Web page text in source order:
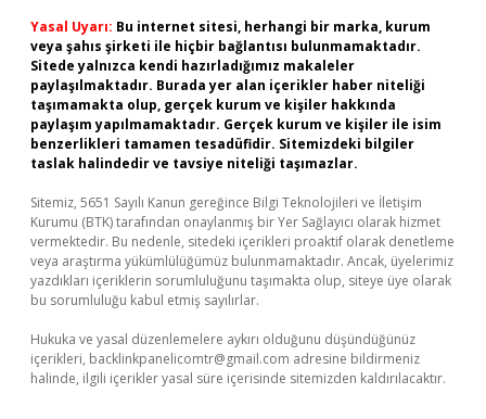
Yasal Uyarı: Bu internet sitesi, herhangi bir marka, kurum
veya şahıs şirketi ile hiçbir bağlantısı bulunmamaktadır.
Sitede yalnızca kendi hazırladığımız makaleler
paylaşılmaktadır. Burada yer alan içerikler haber niteliği
taşımamakta olup, gerçek kurum ve kişiler hakkında
paylaşım yapılmamaktadır. Gerçek kurum ve kişiler ile isim
benzerlikleri tamamen tesadüfidir. Sitemizdeki bilgiler
taslak halindedir ve tavsiye niteliği taşımazlar.
Sitemiz, 5651 Sayılı Kanun gereğince Bilgi Teknolojileri ve İletişim
Kurumu (BTK) tarafından onaylanmış bir Yer Sağlayıcı olarak hizmet
vermektedir. Bu nedenle, sitedeki içerikleri proaktif olarak denetleme
veya araştırma yükümlülüğümüz bulunmamaktadır. Ancak, üyelerimiz
yazdıkları içeriklerin sorumluluğunu taşımakta olup, siteye üye olarak
bu sorumluluğu kabul etmiş sayılırlar.
Hukuka ve yasal düzenlemelere aykırı olduğunu düşündüğünüz
içerikleri, backlinkpanelicomtr@gmail.com adresine bildirmeniz
halinde, ilgili içerikler yasal süre içerisinde sitemizden kaldırılacaktır.